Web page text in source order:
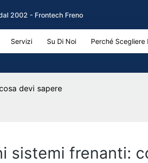
2002 - Frontech Freno
Servizi Su Di Noi Perché Scegliere
devi sapere
sistemi frenanti: